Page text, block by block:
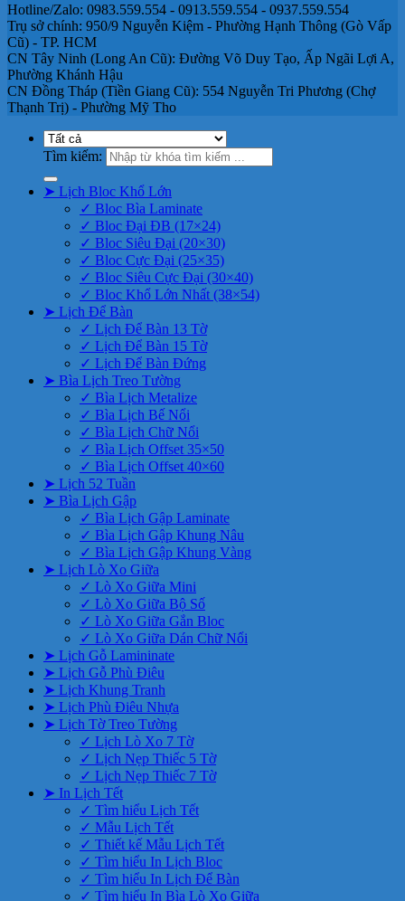
Hotline/Zalo: 0983.559.554 - 0913.559.554 - 0937.559.554
Trụ sở chính: 950/9 Nguyễn Kiệm - Phường Hạnh Thông (Gò Vấp
Cũ) - TP. HCM
CN Tây Ninh (Long An Cũ): Đường Võ Duy Tạo, Ấp Ngãi Lợi A,
Phường Khánh Hậu
CN Đồng Tháp (Tiền Giang Cũ): 554 Nguyễn Tri Phương (Chợ
Thạnh Trị) - Phường Mỹ Tho
Tìm kiếm:
➤ Lịch Bloc Khổ Lớn
✓ Bloc Bìa Laminate
✓ Bloc Đại ĐB (17×24)
✓ Bloc Siêu Đại (20×30)
✓ Bloc Cực Đại (25×35)
✓ Bloc Siêu Cực Đại (30×40)
✓ Bloc Khổ Lớn Nhất (38×54)
➤ Lịch Để Bàn
✓ Lịch Để Bàn 13 Tờ
✓ Lịch Để Bàn 15 Tờ
✓ Lịch Để Bàn Đứng
➤ Bìa Lịch Treo Tường
✓ Bìa Lịch Metalize
✓ Bìa Lịch Bế Nổi
✓ Bìa Lịch Chữ Nổi
✓ Bìa Lịch Offset 35×50
✓ Bìa Lịch Offset 40×60
➤ Lịch 52 Tuần
➤ Bìa Lịch Gập
✓ Bìa Lịch Gập Laminate
✓ Bìa Lịch Gập Khung Nâu
✓ Bìa Lịch Gập Khung Vàng
➤ Lịch Lò Xo Giữa
✓ Lò Xo Giữa Mini
✓ Lò Xo Giữa Bộ Số
✓ Lò Xo Giữa Gắn Bloc
✓ Lò Xo Giữa Dán Chữ Nổi
➤ Lịch Gỗ Lamininate
➤ Lịch Gỗ Phù Điêu
➤ Lịch Khung Tranh
➤ Lịch Phù Điêu Nhựa
➤ Lịch Tờ Treo Tường
✓ Lịch Lò Xo 7 Tờ
✓ Lịch Nẹp Thiếc 5 Tờ
✓ Lịch Nẹp Thiếc 7 Tờ
➤ In Lịch Tết
✓ Tìm hiểu Lịch Tết
✓ Mẫu Lịch Tết
✓ Thiết kế Mẫu Lịch Tết
✓ Tìm hiểu In Lịch Bloc
✓ Tìm hiểu In Lịch Để Bàn
✓ Tìm hiểu In Bìa Lò Xo Giữa